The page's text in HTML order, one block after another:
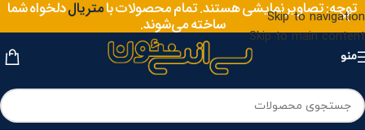
Skip to navigation
Skip to main content
توجه: تصاویر نمایشی هستند. تمام محصولات باسایزمتریال
دلخواه شما
ساخته می‌شوند.
منو